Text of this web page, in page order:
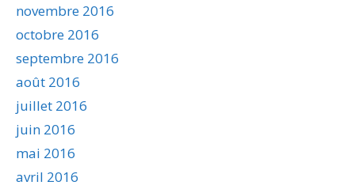
novembre 2016
octobre 2016
septembre 2016
août 2016
juillet 2016
juin 2016
mai 2016
avril 2016